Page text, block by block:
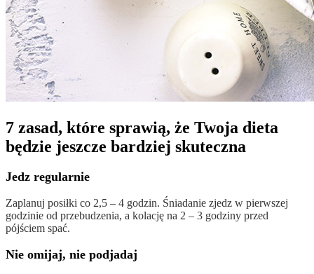
7 zasad, które sprawią, że Twoja dieta
będzie jeszcze bardziej skuteczna
Jedz regularnie
Zaplanuj posiłki co 2,5 – 4 godzin. Śniadanie zjedz w pierwszej
godzinie od przebudzenia, a kolację na 2 – 3 godziny przed
pójściem spać.
Nie omijaj, nie podjadaj